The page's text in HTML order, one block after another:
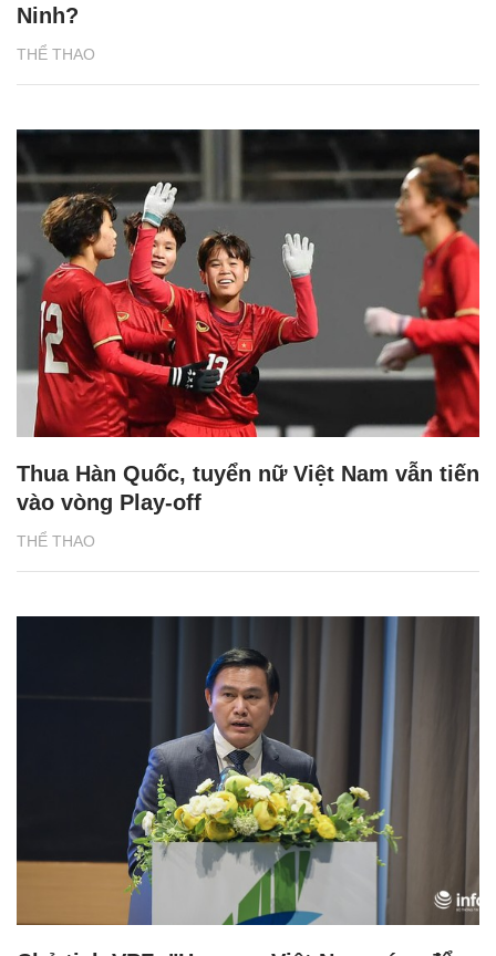
THỂ THAO
Ninh?
THỂ THAO
Thua Hàn Quốc, tuyển nữ Việt Nam vẫn tiến
vào vòng Play-off